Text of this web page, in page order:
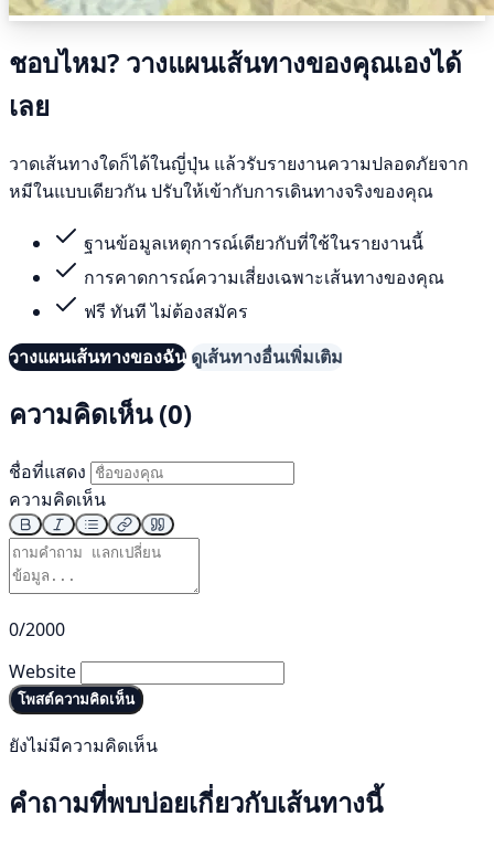
ชอบไหม? วางแผนเส้นทางของคุณเองได้
เลย
วาดเส้นทางใดก็ได้ในญี่ปุ่น แล้วรับรายงานความปลอดภัยจาก
หมีในแบบเดียวกัน ปรับให้เข้ากับการเดินทางจริงของคุณ
ฐานข้อมูลเหตุการณ์เดียวกับที่ใช้ในรายงานนี้
การคาดการณ์ความเสี่ยงเฉพาะเส้นทางของคุณ
ฟรี ทันที ไม่ต้องสมัคร
วางแผนเส้นทางของฉัน ดูเส้นทางอื่นเพิ่มเติม
ความคิดเห็น (0)
ชื่อที่แสดง
ความคิดเห็น
0/2000
Website
โพสต์ความคิดเห็น
ยังไม่มีความคิดเห็น
คำถามที่พบบ่อยเกี่ยวกับเส้นทางนี้